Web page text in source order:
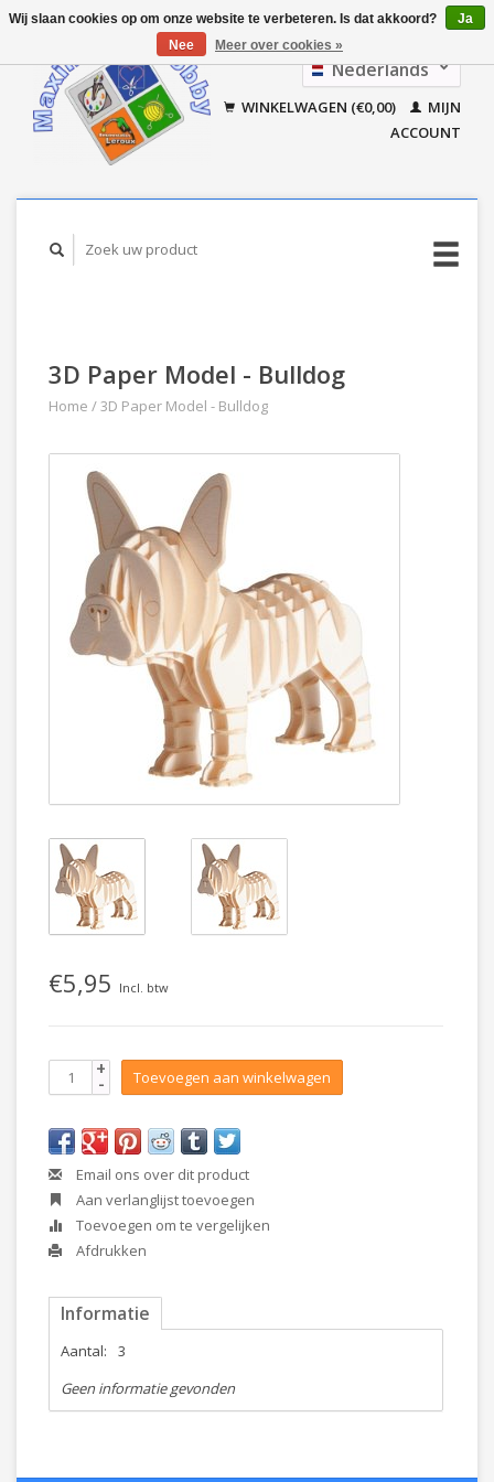
Nederlands
Français
WINKELWAGEN (€0,00)
MIJN
ACCOUNT
3D Paper Model - Bulldog
Home /3D Paper Model - Bulldog
€5,95 Incl. btw
+
- Toevoegen aan winkelwagen
Email ons over dit product
Aan verlanglijst toevoegen
Toevoegen om te vergelijken
Afdrukken
Informatie
Aantal:
3
Geen informatie gevonden
Wij slaan cookies op om onze website te verbeteren. Is dat akkoord?
Ja
Nee
Meer over cookies »